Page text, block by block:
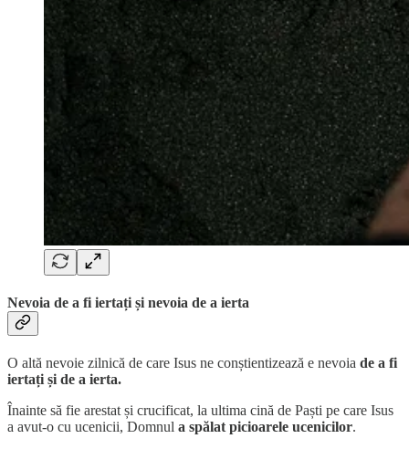
Nevoia de a fi iertați și nevoia de a ierta
O altă nevoie zilnică de care Isus ne conștientizează e nevoia de a fi
iertați și de a ierta.
Înainte să fie arestat și crucificat, la ultima cină de Paști pe care Isus
a avut-o cu ucenicii, Domnul a spălat picioarele ucenicilor.